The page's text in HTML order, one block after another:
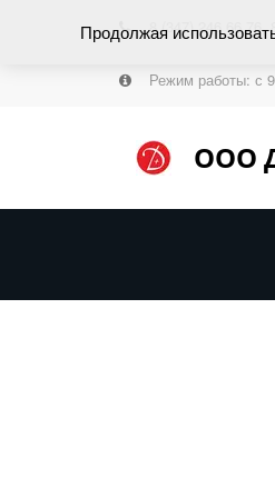
8 (347) 246 66 76,
Режим работы: с
ООО
Продолжая